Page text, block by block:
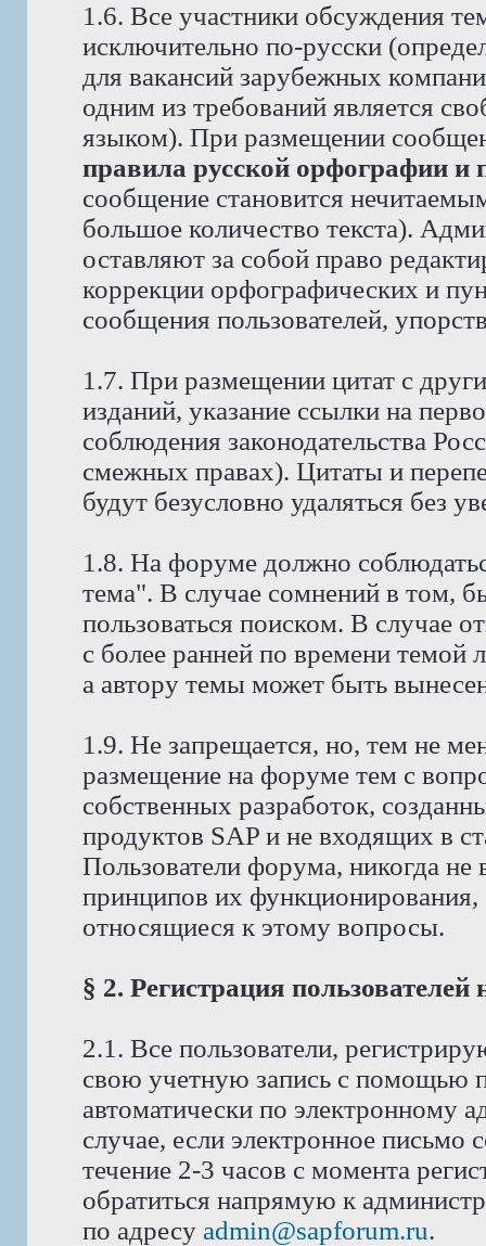
1.6. Все участники обсуждения
исключительно по-русски
для вакансий зарубежных
одним из требований является
языком). При размещении
правила русской орфографии и
сообщение становится
большое количество текста).
оставляют за собой право
коррекции орфографических и
сообщения пользователей,
1.7. При размещении цитат с
изданий, указание ссылки на
соблюдения законодательства
смежных правах). Цитаты и
будут безусловно удаляться без
1.8. На форуме должно
тема". В случае сомнений в том,
пользоваться поиском. В случае
с более ранней по времени темой
а автору темы может быть
1.9. Не запрещается, но, тем не
размещение на форуме тем с
собственных разработок,
продуктов SAP и не входящих в
Пользователи форума, никогда
принципов их
относящиеся к этому вопросы.
§ 2. Регистрация пользователей
2.1. Все пользователи,
свою учетную запись с помощью
автоматически по электронному
случае, если электронное письмо
течение 2-3 часов с момента
обратиться напрямую к
по адресу admin@sapforum.ru.